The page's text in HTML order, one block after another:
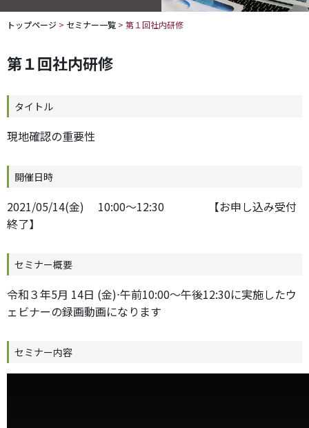
トップページ > セミナー一覧 > 第１回社内研修
第１回社内研修
タイトル
現地確認の重要性
開催日時
2021/05/14(金) 10:00～12:30 【お申し込み受付
終了】
セミナー概要
令和３年5月 14日 (金)⋅午前10:00～午後12:30に実施したウ
ェビナーの録画動画になります
セミナー内容